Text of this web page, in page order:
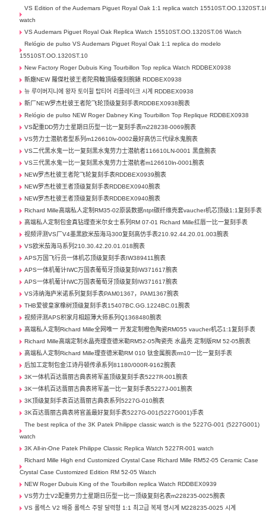
VS Edition of the Audemars Piguet Royal Oak 1:1 replica watch
watch
VS Audemars Piguet Royal Oak Replica Watch 15510ST.OO.1320ST.06 Watch
Relógio de pulso VS Audemars Piguet Royal Oak 1:1 replica do modelo
15510ST.OO.1320ST.10
New Factory Roger Dubuis King Tourbillon Top replica Watch RDDBEX0938
新廠NEW 羅傑杜彼王者陀飛輪頂級複刻腕錶 RDDBEX0938
뉴 루이버지니에 왕자 토이휠 탑티어 리플레이크 시계 RDDBEX0938
新厂NEW罗杰杜彼王者陀飞轮顶级复刻手表RDDBEX0938腕表
Relógio de pulso NEW Roger Dabney King Tourbillon Top Replique RDDBEX0938
VS配重DD劳力士星期日历型一比一复刻手表m228238-0069腕表
VS劳力士潜航者型系列m126610lv-0002最好高仿三代绿水鬼腕表
VS二代黑水鬼一比一复刻黑水鬼劳力士潜航者116610LN-0001 黑盘腕表
VS三代黑水鬼一比一复刻黑水鬼劳力士潜航者m126610ln-0001腕表
NEW罗杰杜彼王者陀飞轮复刻手表RDDBEX0939腕表
NEW罗杰杜彼王者顶级复刻手表RDDBEX0940腕表
NEW罗杰杜彼王者顶级复刻手表RDDBEX0940腕表
Richard Mille高端私人定制RM35-02原装数据ntpt碳纤维壳套vaucher机芯顶级1:1复刻手表
高端私人定制包金真钻理查米尔女士系列RM 07-01 Richard Mille红唇一比一复刻手表
视频评测VS厂V4墨黑欧米茄海马300复刻高仿手表210.92.44.20.01.003腕表
VS欧米茄海马系列210.30.42.20.01.018腕表
APS万国飞行员一体机芯顶级复刻手表IW389411腕表
APS一体机葡计IWC万国表葡萄牙顶级复刻IW371617腕表
APS一体机葡计IWC万国表葡萄牙顶级复刻IW371617腕表
VS沛纳海庐米诺系列复刻手表PAM01367，PAM1367腕表
THB爱彼皇家橡树顶级复刻手表15407BC.GG.1224BC.01腕表
视频评测APS积家月相超薄大师系列Q1368480腕表
高端私人定制Richard Mille全网唯一 开发定制橙色陶瓷RM055 vaucher机芯1:1复刻手表
Richard Mille高端定制水晶壳理查德米勒RM52-05陶瓷壳 水晶壳 定制版RM 52-05腕表
高端私人定制Richard Mille理查德米勒RM 010 钛金属腕表rm10一比一复刻手表
后加工定制包金江诗丹顿传承系列81180/000R-9162腕表
3K一体机百达翡丽古典表将军盖顶级复刻手表5227R-001腕表
3K一体机百达翡丽古典表将军盖一比一复刻手表5227J-001腕表
3K顶级复刻手表百达翡丽古典表系列5227G-010腕表
3K百达翡丽古典表将官盖最好复刻手表5227G-001(5227G001)手表
The best replica of the 3K Patek Philippe classic watch is the 5227G-001 (5227G001)
watch
3K All-in-One Patek Philippe Classic Replica Watch 5227R-001 watch
Richard Mille High end Customized Crystal Case Richard Mille RM52-05 Ceramic Case
Crystal Case Customized Edition RM 52-05 Watch
NEW Roger Dubuis King of the Tourbillon replica Watch RDDBEX0939
VS劳力士V2配重劳力士星期日历型一比一顶级复刻名表m228235-0025腕表
VS 롤렉스 V2 배중 롤렉스 주말 달력형 1:1 최고급 복제 명시계 M228235-0025 시계